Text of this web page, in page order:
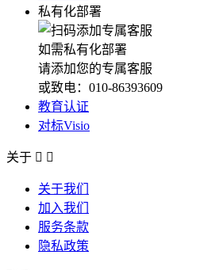
私有化部署
如需私有化部署
请添加您的专属客服
或致电：010-86393609
教育认证
对标Visio
关于  
关于我们
加入我们
服务条款
隐私政策